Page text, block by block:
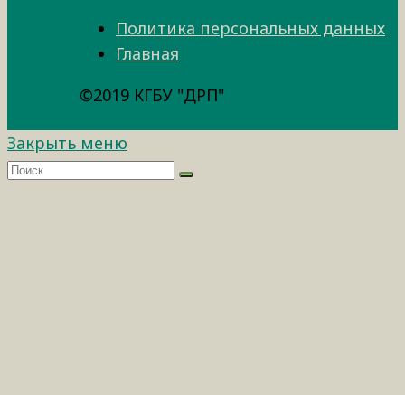
Политика персональных данных
Главная
©2019 КГБУ "ДРП"
Закрыть меню